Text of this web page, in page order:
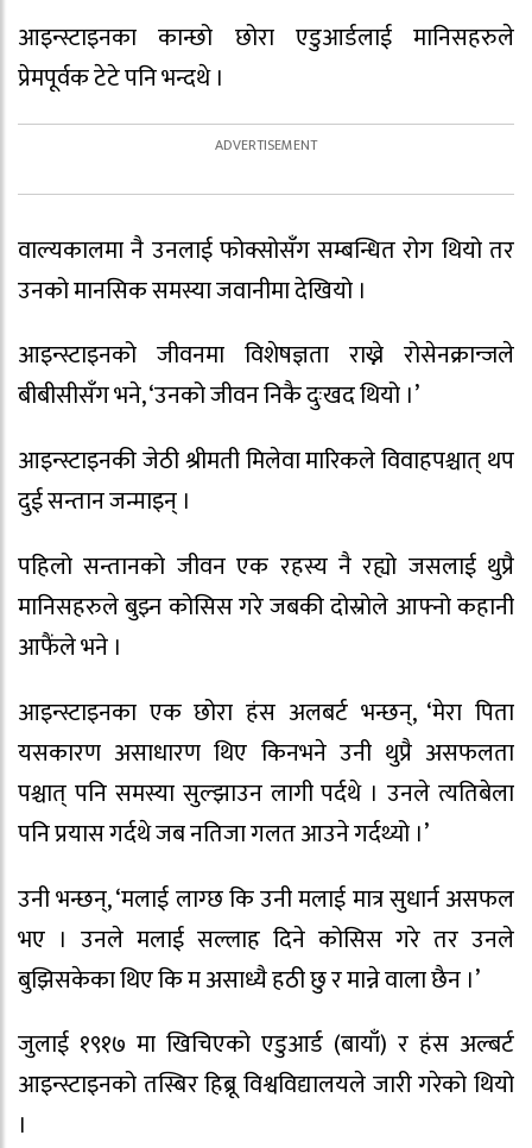
आइन्स्टाइनका कान्छो छोरा एडुआर्डलाई मानिसहरुले
प्रेमपूर्वक टेटे पनि भन्दथे ।
वाल्यकालमा नै उनलाई फोक्सोसँग सम्बन्धित रोग थियो तर
उनको मानसिक समस्या जवानीमा देखियो ।
आइन्स्टाइनको जीवनमा विशेषज्ञता राख्ने रोसेनक्रान्जले
बीबीसीसँग भने, ‘उनको जीवन निकै दुःखद थियो ।’
आइन्स्टाइनकी जेठी श्रीमती मिलेवा मारिकले विवाहपश्चात् थप
दुई सन्तान जन्माइन् ।
पहिलो सन्तानको जीवन एक रहस्य नै रह्यो जसलाई थुप्रै
मानिसहरुले बुझ्न कोसिस गरे जबकी दोस्रोले आफ्नो कहानी
आफैंले भने ।
आइन्स्टाइनका एक छोरा हंस अलबर्ट भन्छन्, ‘मेरा पिता
यसकारण असाधारण थिए किनभने उनी थुप्रै असफलता
पश्चात् पनि समस्या सुल्झाउन लागी पर्दथे । उनले त्यतिबेला
पनि प्रयास गर्दथे जब नतिजा गलत आउने गर्दथ्यो ।’
उनी भन्छन्, ‘मलाई लाग्छ कि उनी मलाई मात्र सुधार्न असफल
भए । उनले मलाई सल्लाह दिने कोसिस गरे तर उनले
बुझिसकेका थिए कि म असाध्यै हठी छु र मान्ने वाला छैन ।’
जुलाई १९१७ मा खिचिएको एडुआर्ड (बायाँ) र हंस अल्बर्ट
आइन्स्टाइनको तस्बिर हिब्रू विश्वविद्यालयले जारी गरेको थियो
।